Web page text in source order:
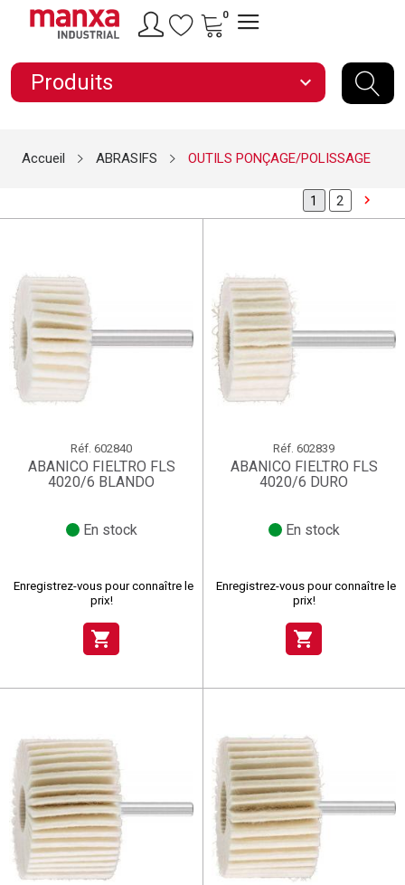
0
Produits expand_more
Accueil ABRASIFS OUTILS PONÇAGE/POLISSAGE
1 2 
Réf. 602840
ABANICO FIELTRO FLS
4020/6 BLANDO
En stock
Enregistrez-vous pour connaître le
prix!
shopping_cart
Réf. 602839
ABANICO FIELTRO FLS
4020/6 DURO
En stock
Enregistrez-vous pour connaître le
prix!
shopping_cart